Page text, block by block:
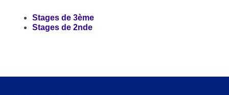
Stages de 3ème
Stages de 2nde